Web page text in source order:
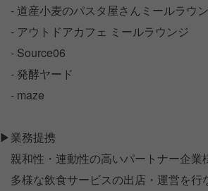
- 道産小麦のパスタ屋さんミールラウ
- アウトドアカフェ ミールラウンジ
- Source06
- 発酵ヤード
- maze
▶業務提携
親和性・連動性の高いパートナー企業
多様な飲食サービスの出店・運営を行